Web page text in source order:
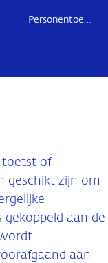
Personentoetsingen
toetst of
geschikt zijn om
gekoppeld aan de
aan